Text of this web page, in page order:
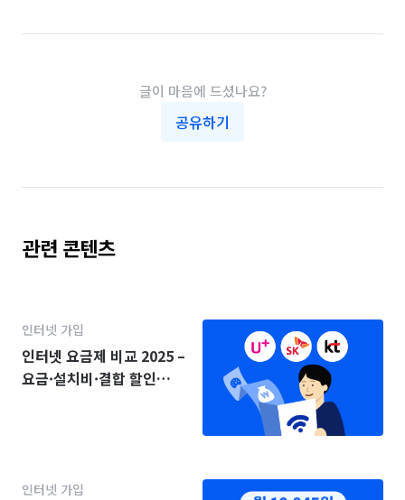
글이 마음에 드셨나요?
공유하기
관련 콘텐츠
인터넷 가입
인터넷 요금제 비교 2025 –
요금·설치비·결합 할인
인터넷 가입